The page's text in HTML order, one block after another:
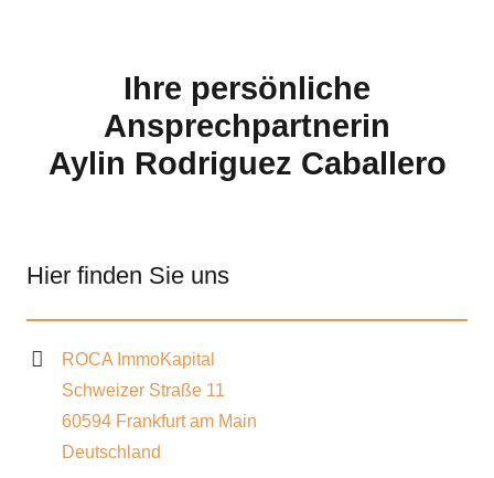
Ihre persönliche
Ansprechpartnerin
Aylin Rodriguez Caballero
Hier finden Sie uns
ROCA ImmoKapital
Schweizer Straße 11
60594 Frankfurt am Main
Deutschland